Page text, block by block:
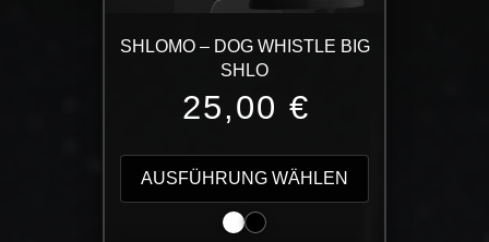
SHLOMO – DOG WHISTLE BIG
SHLO
25,00 €
AUSFÜHRUNG WÄHLEN
weist